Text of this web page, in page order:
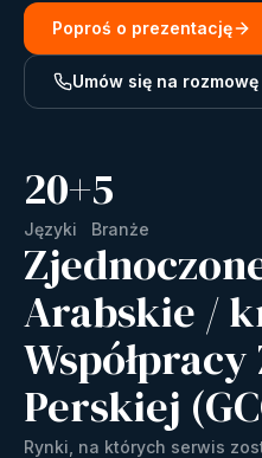
Poproś o prezentację
Umów się na rozmowę
20+
Języki
5
Branże
Arabskie /
Perskiej
Rynki, na których serwis